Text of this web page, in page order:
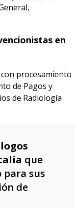
en
procesamiento
de Pagos y
de Radiología
que
para sus
de